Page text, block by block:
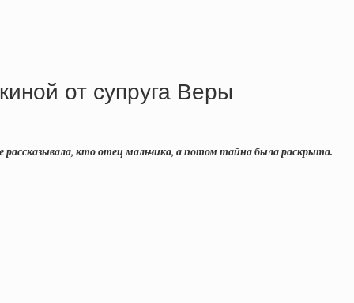
от супруга Веры
рассказывала, кто отец мальчика, а потом тайна была раскрыта.